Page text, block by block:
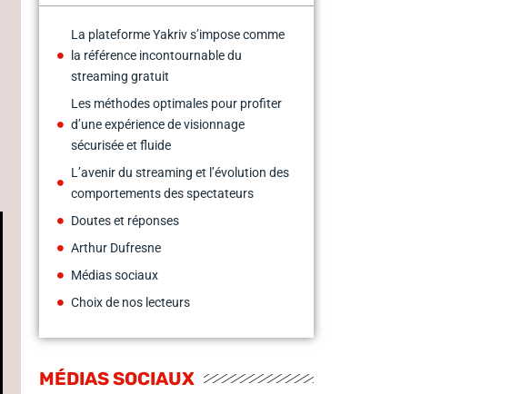
La plateforme Yakriv s’impose comme
la référence incontournable du
streaming gratuit
Les méthodes optimales pour profiter
d’une expérience de visionnage
sécurisée et fluide
L’avenir du streaming et l’évolution des
comportements des spectateurs
Doutes et réponses
Arthur Dufresne
Médias sociaux
Choix de nos lecteurs
MÉDIAS SOCIAUX